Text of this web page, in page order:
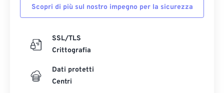
Scopri di più sul nostro impegno per la sicurezza
SSL/TLS
Crittografia
Dati protetti
Centri